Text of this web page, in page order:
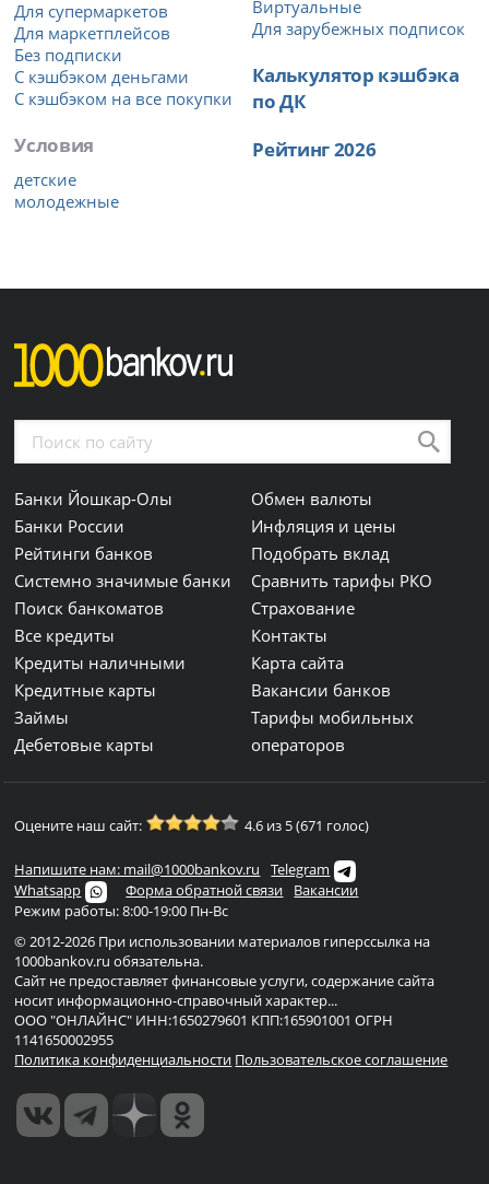
Для супермаркетов
Для маркетплейсов
Без подписки
С кэшбэком деньгами
С кэшбэком на все покупки
Условия
детские
молодежные
Виртуальные
Для зарубежных подписок
Калькулятор кэшбэка
по ДК
Рейтинг 2026
Банки Йошкар-Олы
Банки России
Рейтинги банков
Системно значимые банки
Поиск банкоматов
Все кредиты
Кредиты наличными
Кредитные карты
Займы
Дебетовые карты
Обмен валюты
Инфляция и цены
Подобрать вклад
Сравнить тарифы РКО
Страхование
Контакты
Карта сайта
Вакансии банков
Тарифы мобильных
операторов
Оцените наш сайт: 4.6 из 5 (671 голос)
Напишите нам: mail@1000bankov.ru
Telegram
Whatsapp
Форма обратной связи
Вакансии
Режим работы: 8:00-19:00 Пн-Вс
© 2012-2026 При использовании материалов гиперссылка на
1000bankov.ru обязательна.
Сайт не предоставляет финансовые услуги, содержание сайта
носит информационно-справочный характер...
ООО "ОНЛАЙНС" ИНН:1650279601 КПП:165901001 ОГРН
1141650002955
Политика конфиденциальности Пользовательское соглашение